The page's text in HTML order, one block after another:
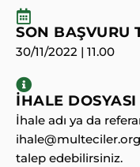
SON BAŞVURU
30/11/2022 | 11.00
İHALE DOSYASI
İhale adı ya da
talep edebilirsiniz.